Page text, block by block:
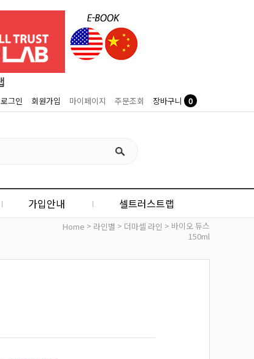
로그인 회원가입 마이페이지 주문조회 장바구니 0
가입안내 셀트러스트랩
Home > 라인별 > 더마셀 라인 > 바이오 듀스
150ml